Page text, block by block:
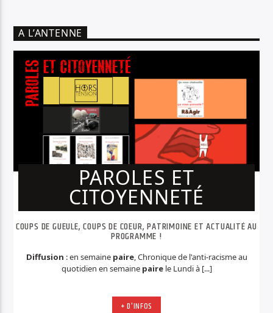
A L’ANTENNE
PAROLES ET
CITOYENNETÉ
COUPS DE GUEULE, COUPS DE COEUR, PATRIMOINE ET ACTUALITÉ AU
PROGRAMME !
Diffusion : en semaine paire, Chronique de l'anti-racisme au
quotidien en semaine paire le Lundi à [...]
+ D'INFOS